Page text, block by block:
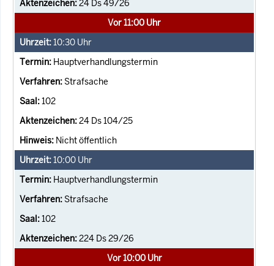
24 Ds 49/26
Vor 11:00 Uhr
10:30 Uhr
Hauptverhandlungstermin
Strafsache
102
24 Ds 104/25
Nicht öffentlich
10:00 Uhr
Hauptverhandlungstermin
Strafsache
102
224 Ds 29/26
Vor 10:00 Uhr